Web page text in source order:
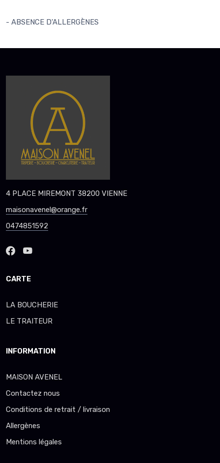
- ABSENCE D'ALLERGÈNES
4 PLACE MIREMONT 38200 VIENNE
maisonavenel@orange.fr
0474851592
CARTE
LA BOUCHERIE
LE TRAITEUR
INFORMATION
MAISON AVENEL
Contactez nous
Conditions de retrait / livraison
Allergènes
Mentions légales